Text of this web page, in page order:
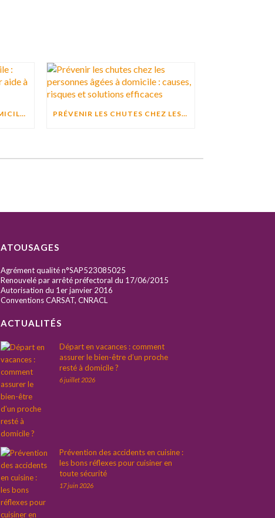
ACTIVITÉ PHYSIQUE À DOMICILE : POURQUOI BOUGER CHAQUE JOUR AIDE À PRÉSERVER L’AUTONOMIE ? PRÉVENIR LES CHUTES CHEZ LES PERSONNES ÂGÉES À DOMICILE : CAUSES, RISQUES ET SOLUTIONS EFFICACES
ATOUSAGES
Agrément qualité n°SAP523085025
Renouvelé par arrêté préfectoral du 17/06/2015
Autorisation du 1er janvier 2016
Conventions CARSAT, CNRACL
ACTUALITÉS
Départ en vacances : comment
assurer le bien-être d’un proche
resté à domicile ?
6 juillet 2026
Prévention des accidents en cuisine :
les bons réflexes pour cuisiner en
toute sécurité
17 juin 2026